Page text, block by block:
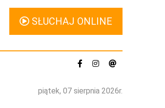
SŁUCHAJ ONLINE
piątek, 07 sierpnia 2026r.